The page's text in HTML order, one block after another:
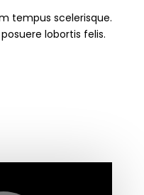
tempus scelerisque.
lobortis felis.